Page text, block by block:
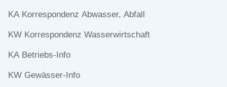
KA Korrespondenz Abwasser, Abfall
KW Korrespondenz Wasserwirtschaft
KA Betriebs-Info
KW Gewässer-Info